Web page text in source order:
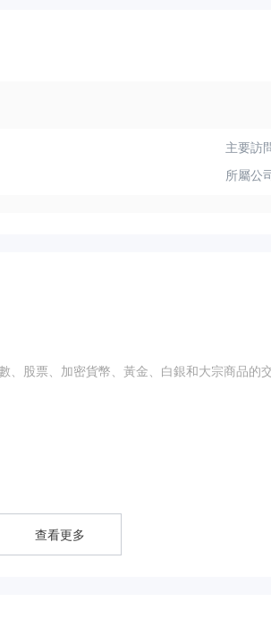
主要訪
所屬公
、股票、加密貨幣、黃金、白銀和大宗商品的
查看更多